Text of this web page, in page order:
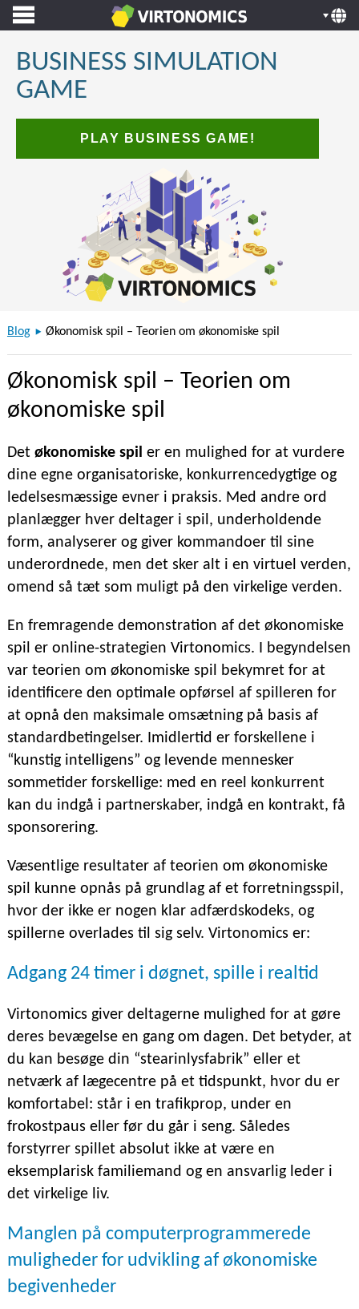
BUSINESS SIMULATION
GAME
PLAY BUSINESS GAME!
Blog Økonomisk spil – Teorien om økonomiske spil
Økonomisk spil – Teorien om
økonomiske spil
Det økonomiske spil er en mulighed for at vurdere
dine egne organisatoriske, konkurrencedygtige og
ledelsesmæssige evner i praksis. Med andre ord
planlægger hver deltager i spil, underholdende
form, analyserer og giver kommandoer til sine
underordnede, men det sker alt i en virtuel verden,
omend så tæt som muligt på den virkelige verden.
En fremragende demonstration af det økonomiske
spil er online-strategien Virtonomics. I begyndelsen
var teorien om økonomiske spil bekymret for at
identificere den optimale opførsel af spilleren for
at opnå den maksimale omsætning på basis af
standardbetingelser. Imidlertid er forskellene i
“kunstig intelligens” og levende mennesker
sommetider forskellige: med en reel konkurrent
kan du indgå i partnerskaber, indgå en kontrakt, få
sponsorering.
Væsentlige resultater af teorien om økonomiske
spil kunne opnås på grundlag af et forretningsspil,
hvor der ikke er nogen klar adfærdskodeks, og
spillerne overlades til sig selv. Virtonomics er:
Adgang 24 timer i døgnet, spille i realtid
Virtonomics giver deltagerne mulighed for at gøre
deres bevægelse en gang om dagen. Det betyder, at
du kan besøge din “stearinlysfabrik” eller et
netværk af lægecentre på et tidspunkt, hvor du er
komfortabel: står i en trafikprop, under en
frokostpaus eller før du går i seng. Således
forstyrrer spillet absolut ikke at være en
eksemplarisk familiemand og en ansvarlig leder i
det virkelige liv.
Manglen på computerprogrammerede
muligheder for udvikling af økonomiske
begivenheder